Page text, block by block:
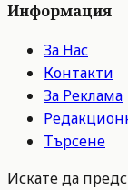
Информация
За Нас
Контакти
За Реклама
Търсене
Искате да